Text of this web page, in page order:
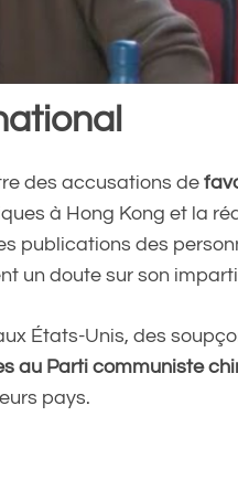
des accusations de
à Hong Kong et la
publications des
un doute sur son
États-Unis, des
au Parti communiste
pays.